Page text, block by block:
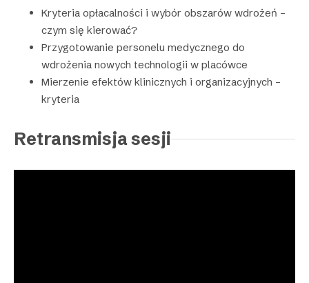
Kryteria opłacalności i wybór obszarów wdrożeń –
czym się kierować?
Przygotowanie personelu medycznego do
wdrożenia nowych technologii w placówce
Mierzenie efektów klinicznych i organizacyjnych –
kryteria
Retransmisja sesji